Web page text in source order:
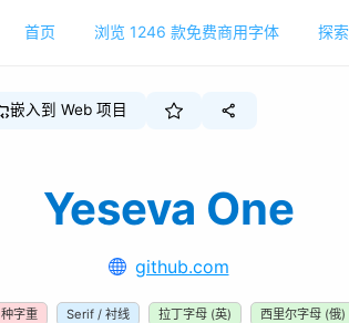
首页 浏览 1246 款免费商用字体 探索
嵌入到 Web 项目
Yeseva One
github.com
种字重 Serif / 衬线 拉丁字母 (英) 西里尔字母 (俄)